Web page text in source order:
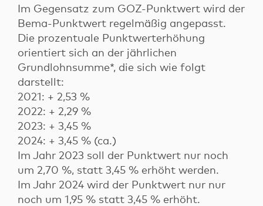
Im Gegensatz zum GOZ-Punktwert wird der
Bema-Punktwert regelmäßig angepasst.
Die prozentuale Punktwerterhöhung
orientiert sich an der jährlichen
Grundlohnsumme*, die sich wie folgt
darstellt:
2021: + 2,53 %
2022: + 2,29 %
2023: + 3,45 %
2024: + 3,45 % (ca.)
Im Jahr 2023 soll der Punktwert nur noch
um 2,70 %, statt 3,45 % erhöht werden.
Im Jahr 2024 wird der Punktwert nur nur
noch um 1,95 % statt 3,45 % erhöht.